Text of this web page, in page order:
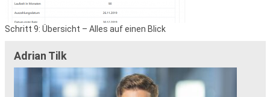
Schritt 9: Übersicht – Alles auf einen Blick
Adrian Tilk